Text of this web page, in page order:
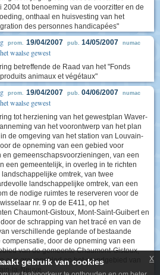
tot benoeming van de voorzitter en de
onthaal en huisvesting van het
des personnes handicapées"
prom. 19/04/2007 pub. 14/05/2007 numac
waalse gewest
betreffende de Raad van het "Fonds
animaux et végétaux"
prom. 19/04/2007 pub. 04/06/2007 numac
waalse gewest
tot herziening van het gewestplan Waver-
van het voorontwerp van het plan
de omgeving van het station van Louvain-
de opneming van een gebied voor
gemeenschapsvoorzieningen, van een
een gemeentelijk, in overleg in te richten
omtrek, van twee
landschappelijke omtrek, van een
de nodige ruimtes te reserveren voor de
nr. 9 op de E411, op het
Chaumont-Gistoux, Mont-Saint-Guibert en
de schrapping van het tracé en van de
verschillende geplande of bestaande
door de opneming van een
van de gemeente Chaumont-Gistoux,
een groengebied op het grondgebied van
la-Neuve
gebruik van cookies x